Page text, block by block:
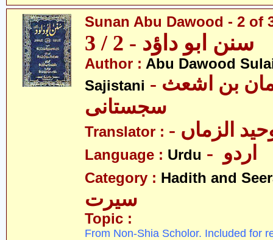
Sunan Abu Dawood - 2 of
سنن ابو داؤد - 2 / 3
Author : Abu Dawood
Sajistani - ابو داؤد سلیمان بن اشعث
سجستانی
Translator : الزماں
Language : Urdu
Category : Hadith and
سیرت
Topic :
From Non-Shia Scholor. Included for